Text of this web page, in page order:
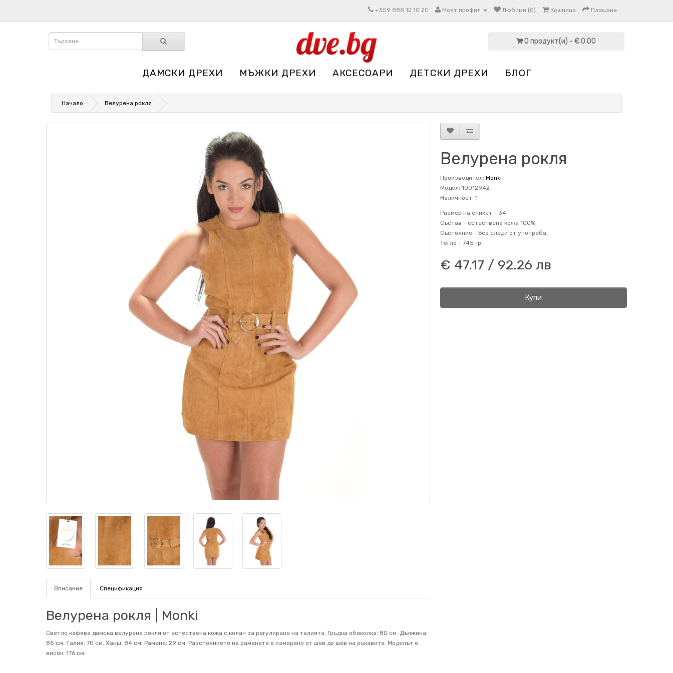
+359 888 12 10 20 Моят профил Любими (0) Кошница Плащане
0 продукт(и) - € 0.00
ДАМСКИ ДРЕХИ МЪЖКИ ДРЕХИ АКСЕСОАРИ ДЕТСКИ ДРЕХИ БЛОГ
Начало Велурена рокля
Описание Спецификация
Велурена рокля | Monki
Светло кафява дамска велурена рокля от естествена кожа с колан за регулиране на талията. Гръдна обиколка: 80 см. Дължина:
85 см. Талия: 70 см. Ханш: 84 см. Рамене: 29 см. Разстоянието на раменете е измерено от шев до шев на ръкавите. Mоделът е
висок: 176 см.
Велурена рокля
Производител: Monki
Модел: 10012942
Наличност: 1
Размер на етикет - 34
Състав - естествена кожа 100%
Състояние - Без следи от употреба.
Тегло - 745 гр.
€ 47.17 / 92.26 лв
Купи